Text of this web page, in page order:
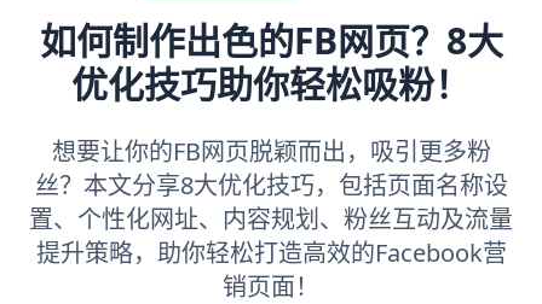
如何制作出色的FB网页？8大
优化技巧助你轻松吸粉！
想要让你的FB网页脱颖而出，吸引更多粉
丝？本文分享8大优化技巧，包括页面名称设
置、个性化网址、内容规划、粉丝互动及流量
提升策略，助你轻松打造高效的Facebook营
销页面！